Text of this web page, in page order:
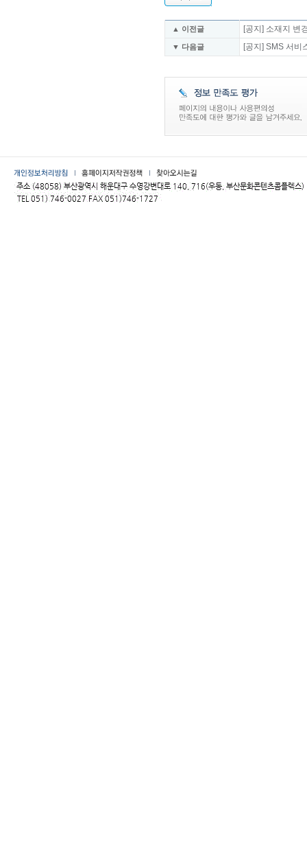
▲ 이전글 [공지] 소재지 변
▼ 다음글 [공지] SMS 서비